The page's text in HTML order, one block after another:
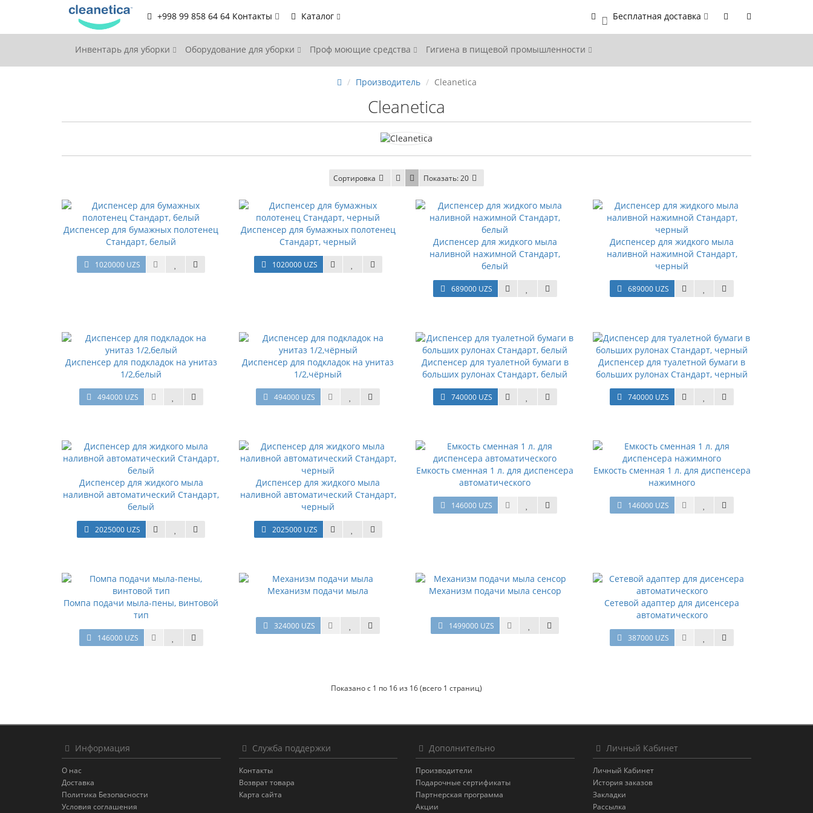
+998 99 858 64 64 Контакты Каталог 0 Бесплатная доставка
Инвентарь для уборки Оборудование для уборки Проф моющие средства Гигиена в пищевой промышленности
Производитель Cleanetica
Cleanetica
Сортировка Показать:20
Диспенсер для бумажных полотенец
Стандарт, белый
1020000 UZS
Диспенсер для бумажных полотенец
Стандарт, черный
1020000 UZS
Диспенсер для жидкого мыла
наливной нажимной Стандарт,
белый
689000 UZS
Диспенсер для жидкого мыла
наливной нажимной Стандарт,
черный
689000 UZS
Диспенсер для подкладок на унитаз
1/2,белый
494000 UZS
Диспенсер для подкладок на унитаз
1/2,чёрный
494000 UZS
Диспенсер для туалетной бумаги в
больших рулонах Стандарт, белый
740000 UZS
Диспенсер для туалетной бумаги в
больших рулонах Стандарт, черный
740000 UZS
Диспенсер для жидкого мыла
наливной автоматический Стандарт,
белый
2025000 UZS
Диспенсер для жидкого мыла
наливной автоматический Стандарт,
черный
2025000 UZS
Емкость сменная 1 л. для диспенсера
автоматического
146000 UZS
Емкость сменная 1 л. для диспенсера
нажимного
146000 UZS
Помпа подачи мыла-пены, винтовой
тип
146000 UZS
Механизм подачи мыла
324000 UZS
Механизм подачи мыла сенсор
1499000 UZS
Сетевой адаптер для дисенсера
автоматического
387000 UZS
Показано с 1 по 16 из 16 (всего 1 страниц)
Информация
О нас
Доставка
Политика Безопасности
Условия соглашения
Служба поддержки
Контакты
Возврат товара
Карта сайта
Дополнительно
Производители
Подарочные сертификаты
Партнерская программа
Акции
Личный Кабинет
Личный Кабинет
История заказов
Закладки
Рассылка